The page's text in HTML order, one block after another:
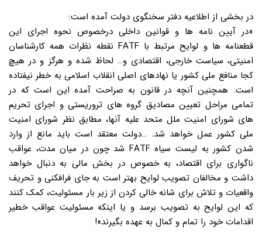
در بخشی از اطلاعیه دفتر سخنگوی دولت آمده است:
«در آیین نامه ها و قوانین داخلی درخصوص نحوه اجرای این
قطعنامه ها و لوایح مرتبط با FATF نقطه نظرات همه کارشناسان
امنیتی، سیاست خارجی، اقتصادی و… لحاظ شده و هرگز و در هیچ
کجا منافع ملی کشور یا نهادهای اصلی انقلاب اسلامی به خطر نیفتاده
است. همچنین آنچه در قانون به صراحت آمده این است که در
تمامی مراحل تعیین مصادیق گروه های تروریستی و اجرای تحریم
های شورای امنیت ملل متحد علیه آنها، مطابق نظر شورای امنیت
ملی کشور عمل خواهد شد. …دولت معتقد است باید مانع از وارد
شدن کشور به لیست سیاه FATF شد چون در میان مدت، عواقب
ناگواری برای اقتصاد، به خصوص در بخش مالی به دنبال خواهد
داشت و مخالفان تصویب لوایح بهتر است به جای فرافکنی و تحریف
واقعیات و تلاش برای شانه خالی کردن از زیر بار مسئولیت، کمک کنند
که این لوایح به تصویب برسد و یا اینکه مسئولیت عواقب خطیر
اقدامات خود را تمام و کمال به عهده بگیرند»!